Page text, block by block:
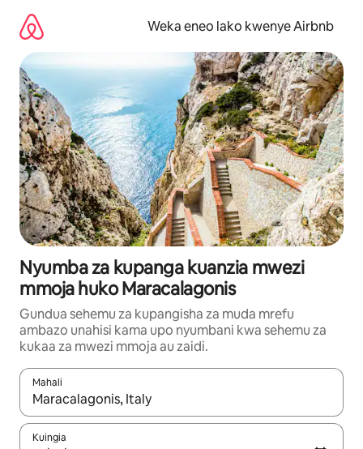
kwenda
kwenye
maudhui
Weka eneo lako kwenye Airbnb
Nyumba za kupanga kuanzia mwezi
mmoja huko Maracalagonis
Gundua sehemu za kupangisha za muda mrefu
ambazo unahisi kama upo nyumbani kwa sehemu za
kukaa za mwezi mmoja au zaidi.
Mahali
Wakati matokeo yanapatikana, vinjari kwa kutumia vitufe vya
Kuingia